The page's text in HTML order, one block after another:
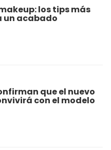
los tips más
un acabado
que el nuevo
con el modelo